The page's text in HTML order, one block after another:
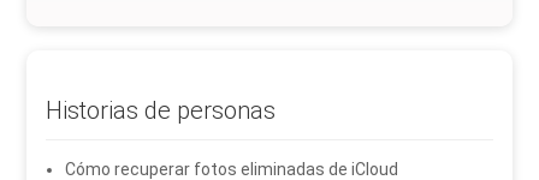
Historias de personas
Cómo recuperar fotos eliminadas de iCloud